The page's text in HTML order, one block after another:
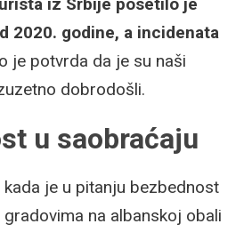
2020. godine, a incidenata
je potvrda da je su naši
dobrodošli.
u saobraćaju
je u pitanju bezbednost
na albanskoj obali